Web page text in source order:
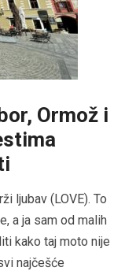
Ormož i
ljubav (LOVE). To
a ja sam od malih
kako taj moto nije
najčešće